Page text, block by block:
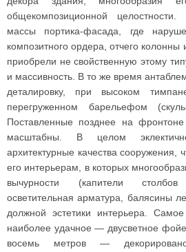
общекомпозиционной
массы портика-фасада, где
композитного ордера, отчего
приобрели не свойственную этому
и массивность. В то же время
деталировку, при высоком
перегруженном барельефом
Поставленные позднее на
масштабны. В целом
архитектурные качества сооружения,
его интерьерам, в которых
вычурности (капители
осветительная арматура, балясины
должной эстетики интерьера.
наиболее удачное — двусветное
восемь метров —